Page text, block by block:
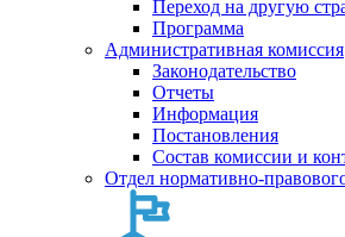
Переход на другую
Программа
Административная комиссия
Законодательство
Отчеты
Информация
Постановления
Состав комиссии и
Отдел нормативно-